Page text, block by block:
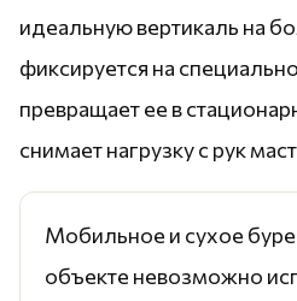
идеальную вертикаль на
фиксируется на
превращает ее в
снимает нагрузку с рук
Мобильное и сухое
объекте невозможно